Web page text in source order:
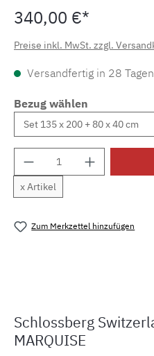
340,00 €*
Preise inkl. MwSt. zzgl.
Versandfertig in 28
Bezug wählen
Produkt Anzahl:
x Artikel
Zum Merkzettel hinzufügen
Schlossberg
MARQUISE